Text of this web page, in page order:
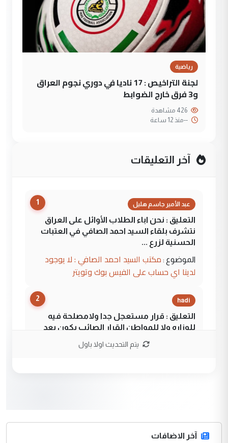
رياضية
لجنة التراخيص : 17 ناديا في دوري نجوم العراق
و3 فرق خارج الضوابط
--منذ 12 ساعة
آخر التعليقات
1 عبد الأمير جاسم هليل
التعليق : نحن اباء الطلاب الأوائل على العراق
نتشرف بلقاء السيد احمد الصافي في العتبات
الحسنية لزرع ...
الموضوع : مكتب السيد احمد الصافي : لا يوجود
لدينا اي حساب على الفيس بوك وتويتر
2 hadi
التعليق : قرار مستعجل جدا ولامصلحة فيه
للوزاره ولا للمواطن القرار الصائب يكون بعد
جنسية الرافد الثالث للعراق ومن اصول عريقة
ابا فرات ...
يتم التحديث اولا باول
آخر الاضافات